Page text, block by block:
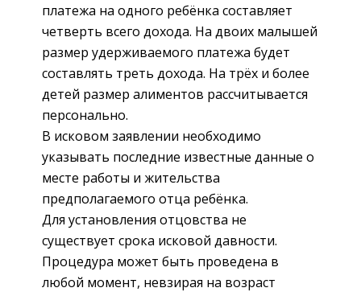
платежа на одного ребёнка составляет
четверть всего дохода. На двоих малышей
размер удерживаемого платежа будет
составлять треть дохода. На трёх и более
детей размер алиментов рассчитывается
персонально.
В исковом заявлении необходимо
указывать последние известные данные о
месте работы и жительства
предполагаемого отца ребёнка.
Для установления отцовства не
существует срока исковой давности.
Процедура может быть проведена в
любой момент, невзирая на возраст